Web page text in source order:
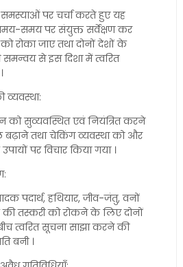
पर चर्चा करते हुए यह
समय पर संयुक्त सर्वेक्षण कर
रोका जाए तथा दोनों देशों के
समन्वय से इस दिशा में त्वरित
व्यवस्था:
को सुव्यवस्थित एवं नियंत्रित करने
तथा चेकिंग व्यवस्था को और
पर विचार किया गया ।
पदार्थ, हथियार, जीव-जंतु, वनों
तस्करी को रोकने के लिए दोनों
त्वरित सूचना साझा करने की
बनी ।